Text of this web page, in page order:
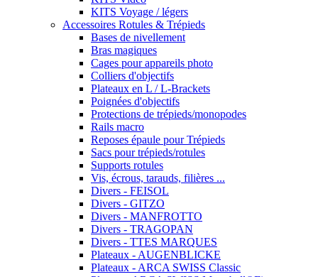
KITS Voyage / légers
Accessoires Rotules & Trépieds
Bases de nivellement
Bras magiques
Cages pour appareils photo
Colliers d'objectifs
Plateaux en L / L-Brackets
Poignées d'objectifs
Protections de trépieds/monopodes
Rails macro
Reposes épaule pour Trépieds
Sacs pour trépieds/rotules
Supports rotules
Vis, écrous, tarauds, filières ...
Divers - FEISOL
Divers - GITZO
Divers - MANFROTTO
Divers - TRAGOPAN
Divers - TTES MARQUES
Plateaux - AUGENBLICKE
Plateaux - ARCA SWISS Classic